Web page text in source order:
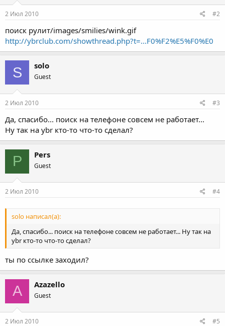
2 Июл 2010 #2
поиск рулит/images/smilies/wink.gif
http://ybrclub.com/showthread.php?t=...F0%F2%E5%F0%E0
S solo
Guest
2 Июл 2010 #3
Да, спасибо... поиск на телефоне совсем не работает...
Ну так на ybr кто-то что-то сделал?
P Pers
Guest
2 Июл 2010 #4
solo написал(а):
Да, спасибо... поиск на телефоне совсем не работает... Ну так на
ybr кто-то что-то сделал?
ты по ссылке заходил?
A Azazello
Guest
2 Июл 2010 #5